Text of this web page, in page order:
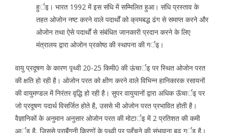
हुर्इ। भारत 1992 में इस संधि में सम्मिलित हुआ। संधि प्रस्ताव के
तहत ओजोन नष्ट करने वाले पदार्थों को क्रमबद्ध ढंग से समाप्त करने और
ओजोन तथा ऐसे पदार्थों से संबंधित जानकारी प्रदान करने के लिए
मंत्रालय द्वारा ओजोन प्रकोष्ठ की स्थापना की गर्इ।
वायु प्रदूषण के कारण पृथ्वी 20-25 किमी0 की ऊंचार्इ पर स्थित ओजोन परत
की क्षति हो रही है। ओजोन परत को क्षीण करने वाले विभिन्न हानिकारक रसायनों
की वायुमण्डल में निरंतर वृद्धि हो रही है। सुपर वायुयानों द्वारा अधिक ऊॅचार्इ पर
जो प्रदूषण पदार्थ विसर्जित होते है, उससे भी ओजोन परत प्रभावित होती है।
वैज्ञानिकों के अनुमान अनुसार ओजोन परत की मोटार्इ में 2 प्रतिशत की कमी
आर्इ है, जिससे पराबैंगनी किरणों के पृथ्वी पर पहुँचने की संभावना बढ़ गर्इ है।